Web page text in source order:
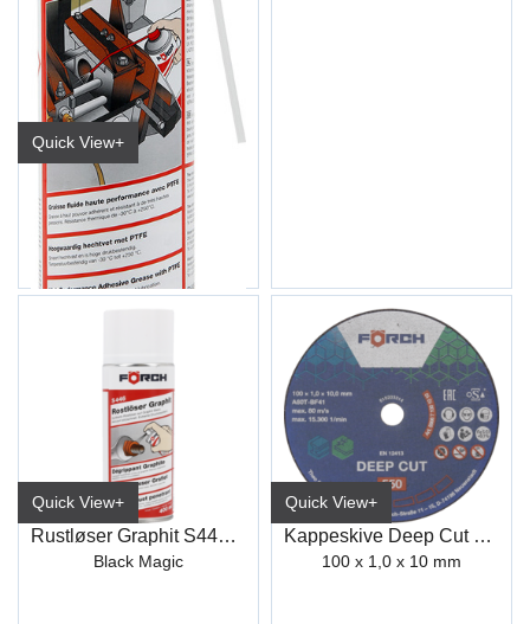
Quick View+
6506 5581
Quick View+
Rustløser Graphit S446 400 ml
Black Magic
Quick View+
Kappeskive Deep Cut 550
100 x 1,0 x 10 mm